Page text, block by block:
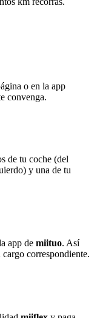
o en la app
convenga.
de tu coche (del
y una de tu
app de miituo. Así
correspondiente.